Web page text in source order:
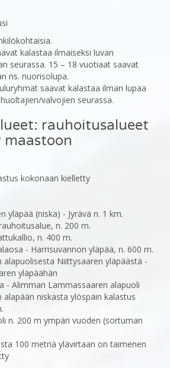
kalastaa ilmaiseksi luvan
seurassa. 15 – 18 vuotiaat saavat
ns. nuorisolupa.
saavat kalastaa ilman lupaa
valvojien seurassa.
rauhoitusalueet
kokonaan kielletty
yläpää (niska) - Jyrävä n. 1 km.
n. 200 m.
n. 400 m.
- Harrisuvannon yläpää, n. 600 m.
alapuolisesta Niittysaaren yläpäästä -
yläpäähän
- Alimman Lammassaaren alapuoli
alapään niskasta ylöspäin kalastus
n. 200 m ympäri vuoden (sortuman
100 metriä ylävirtaan on taimenen